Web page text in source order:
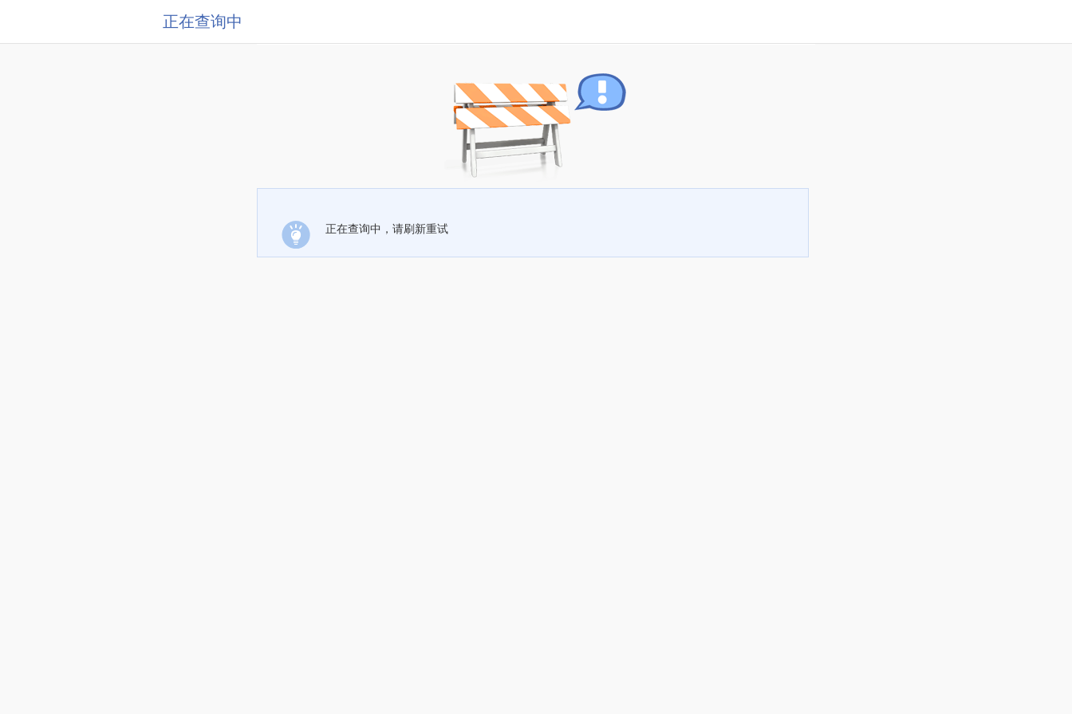
正在查询中
正在查询中，请刷新重试